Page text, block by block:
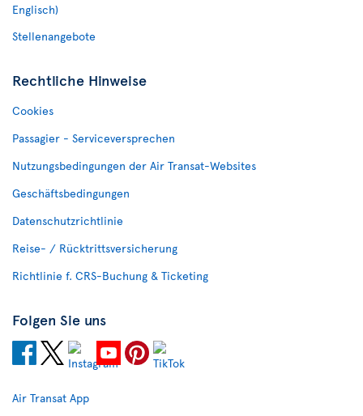
Englisch)
Stellenangebote
Rechtliche Hinweise
Cookies
Passagier - Serviceversprechen
Nutzungsbedingungen der Air Transat-Websites
Geschäftsbedingungen
Datenschutzrichtlinie
Reise- / Rücktrittsversicherung
Richtlinie f. CRS-Buchung & Ticketing
Folgen Sie uns
Air Transat App